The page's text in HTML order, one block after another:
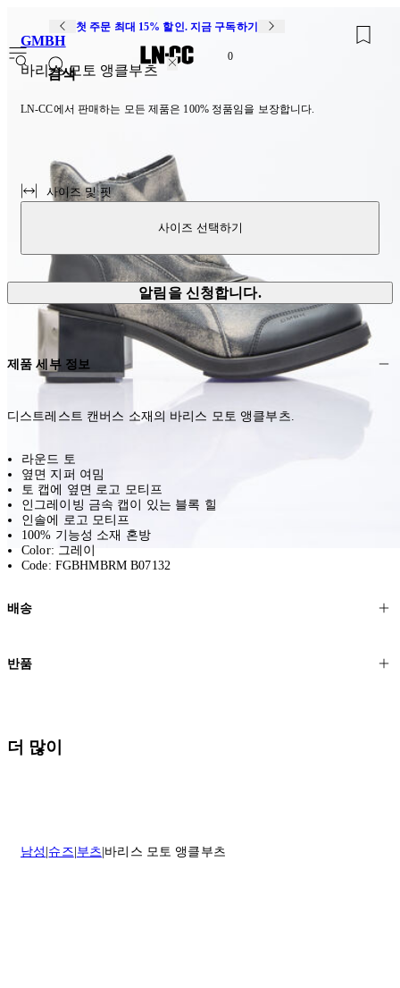
첫 주문 최대 15% 할인. 지금 구독하기
검색
0
GMBH
바리스 모토 앵클부츠
LN-CC에서 판매하는 모든 제품은 100% 정품임을 보장합니다.
사이즈 및 핏
사이즈 선택하기
알림을 신청합니다.
제품 세부 정보
디스트레스트 캔버스 소재의 바리스 모토 앵클부츠.
라운드 토
옆면 지퍼 여밈
토 캡에 옆면 로고 모티프
인그레이빙 금속 캡이 있는 블록 힐
인솔에 로고 모티프
100% 기능성 소재 혼방
Color: 그레이
Code: FGBHMBRM B07132
배송
고객님의 위치에 따라 일반 배송과 익스프레스 배송을 제공합니다.
실 수 있습니다.
반품
배송일로부터 영업일 기준 30일 이내에 접수된 반품에 대해서는 기꺼
이 환불해 드리겠습니다.반품 상품은 원래 상태를 유지하고 반드시
더 많이
남성 슈즈 부츠 바리스 모토 앵클부츠